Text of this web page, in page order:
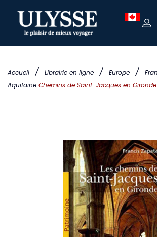
Accueil / Librairie en ligne / Europe /
Aquitaine Chemins de Saint-Jacques en